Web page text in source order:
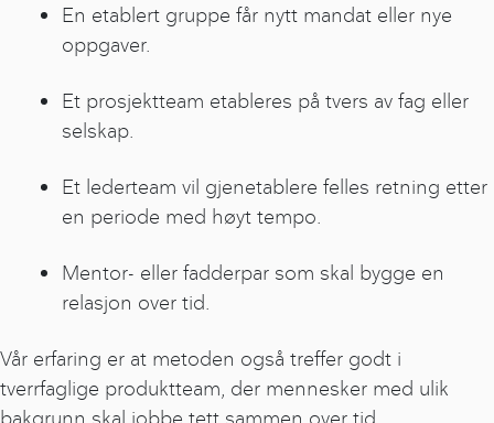
En etablert gruppe får nytt mandat eller nye
oppgaver.
Et prosjektteam etableres på tvers av fag eller
selskap.
Et lederteam vil gjenetablere felles retning etter
en periode med høyt tempo.
Mentor- eller fadderpar som skal bygge en
relasjon over tid.
Vår erfaring er at metoden også treffer godt i
tverrfaglige produktteam, der mennesker med ulik
bakgrunn skal jobbe tett sammen over tid.